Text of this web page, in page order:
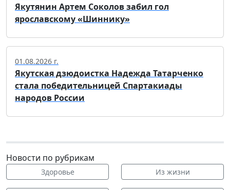
Якутянин Артем Соколов забил гол
ярославскому «Шиннику»
01.08.2026 г.
Якутская дзюдоистка Надежда Татарченко
стала победительницей Спартакиады
народов России
Новости по рубрикам
Здоровье Из жизни